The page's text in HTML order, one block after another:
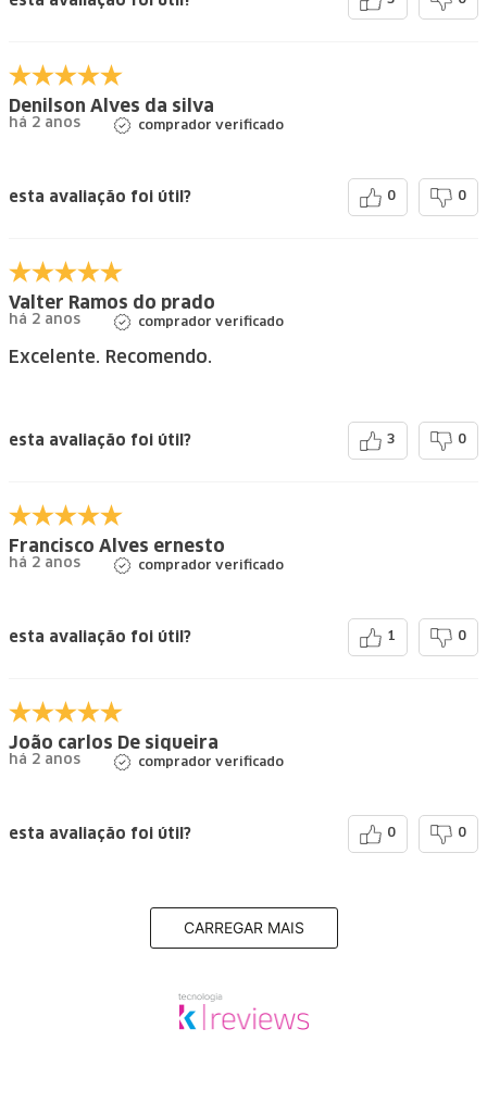
Denilson Alves da silva
há 2 anos comprador verificado
esta avaliação foi útil? 0 0
Valter Ramos do prado
há 2 anos comprador verificado
Excelente. Recomendo.
esta avaliação foi útil? 3 0
Francisco Alves ernesto
há 2 anos comprador verificado
esta avaliação foi útil? 1 0
João carlos De siqueira
há 2 anos comprador verificado
esta avaliação foi útil? 0 0
CARREGAR MAIS